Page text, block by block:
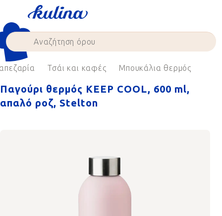
content
Τσάι και καφές Μπουκάλια θερμός
Παγούρι θερμός KEEP COOL, 600 ml,
απαλό ροζ, Stelton